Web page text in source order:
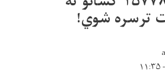
ترسره شوي!